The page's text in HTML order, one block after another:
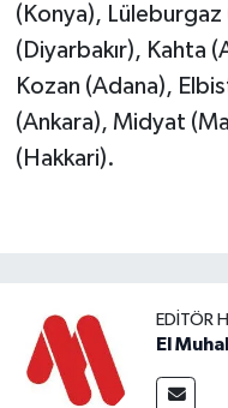
(Konya), Lüleburgaz
(Diyarbakır), Kahta
Kozan (Adana),
(Ankara), Midyat
(Hakkari).
EDITÖR
El